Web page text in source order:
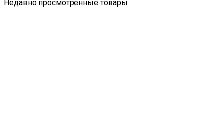
Недавно просмотренные товары